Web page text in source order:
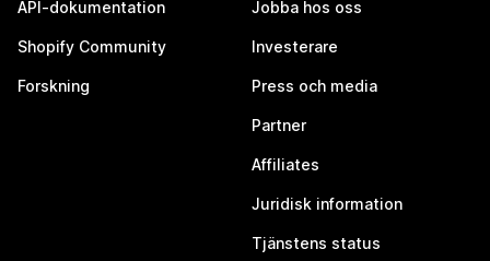
API-dokumentation
Shopify Community
Forskning
Jobba hos oss
Investerare
Press och media
Partner
Affiliates
Juridisk information
Tjänstens status